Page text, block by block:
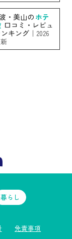
・美山の ホテ
口コミ・レビュ
キング｜ 2026
暮らし
免責事項